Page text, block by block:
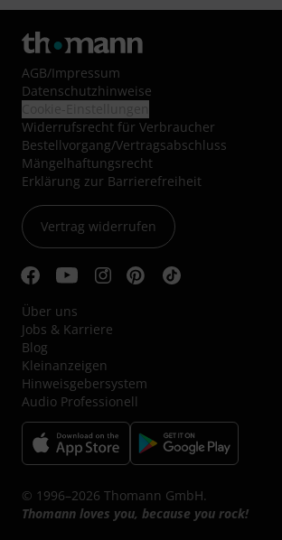
AGB/Impressum
Datenschutzhinweise
Widerrufsrecht für Verbraucher
Bestellvorgang/Vertragsabschluss
Mängelhaftungsrecht
Erklärung zur Barrierefreiheit
Vertrag widerrufen
Über uns
Jobs & Karriere
Blog
Kleinanzeigen
Hinweisgebersystem
Audio Professionell
© 1996–2026 Thomann GmbH.
Thomann loves you, because you rock!